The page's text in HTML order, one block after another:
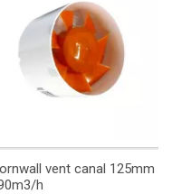
vent canal 125mm
h